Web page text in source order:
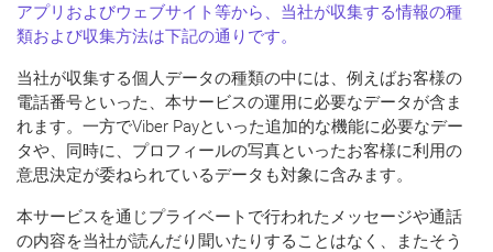
アプリおよびウェブサイト等から、当社が収集する情報の種
類および収集方法は下記の通りです。
当社が収集する個人データの種類の中には、例えばお客様の
電話番号といった、本サービスの運用に必要なデータが含ま
れます。一方でViber Payといった追加的な機能に必要なデー
タや、同時に、プロフィールの写真といったお客様に利用の
意思決定が委ねられているデータも対象に含みます。
本サービスを通じプライベートで行われたメッセージや通話
の内容を当社が読んだり聞いたりすることはなく
、またそう